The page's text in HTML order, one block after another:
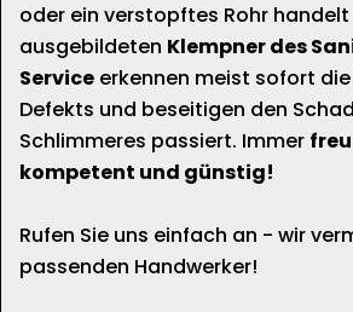
oder ein verstopftes Rohr
ausgebildeten Klempner des
Service erkennen meist sofort
Defekts und beseitigen den
Schlimmeres passiert. Immer
kompetent und günstig!
Rufen Sie uns einfach an - wir
passenden Handwerker!